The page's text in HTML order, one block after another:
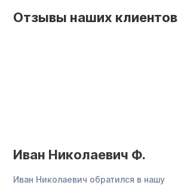
Отзывы наших клиентов
Иван Николаевич Ф.
Иван Николаевич обратился в нашу